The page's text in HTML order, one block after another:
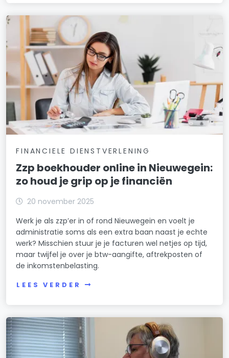
FINANCIELE DIENSTVERLENING
Zzp boekhouder online in Nieuwegein:
zo houd je grip op je financiën
20 november 2025
Werk je als zzp’er in of rond Nieuwegein en voelt je
administratie soms als een extra baan naast je echte
werk? Misschien stuur je je facturen wel netjes op tijd,
maar twijfel je over je btw-aangifte, aftrekposten of
de inkomstenbelasting.
LEES VERDER